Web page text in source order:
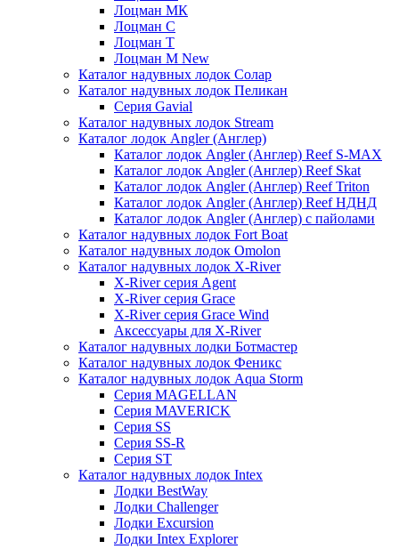
Лоцман МК
Лоцман С
Лоцман Т
Лоцман М New
Каталог надувных лодок Солар
Каталог надувных лодок Пеликан
Серия Gavial
Каталог надувных лодок Stream
Каталог лодок Angler (Англер)
Каталог лодок Angler (Англер) Reef S-MAX
Каталог лодок Angler (Англер) Reef Skat
Каталог лодок Angler (Англер) Reef Triton
Каталог лодок Angler (Англер) Reef НДНД
Каталог лодок Angler (Англер) с пайолами
Каталог надувных лодок Fort Boat
Каталог надувных лодок Omolon
Каталог надувных лодок X-River
X-River серия Agent
X-River серия Grace
X-River серия Grace Wind
Аксессуары для X-River
Каталог надувных лодки Ботмастер
Каталог надувных лодок Феникc
Каталог надувных лодок Aqua Storm
Серия MAGELLAN
Серия MAVERICK
Серия SS
Серия SS-R
Серия ST
Каталог надувных лодок Intex
Лодки BestWay
Лодки Challenger
Лодки Excursion
Лодки Intex Explorer